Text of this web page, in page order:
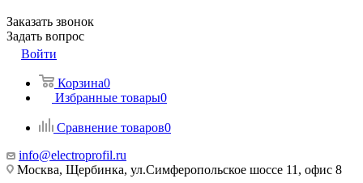
Заказать звонок
Задать вопрос
Войти
Корзина0
Избранные товары0
Сравнение товаров0
info@electroprofil.ru
Москва, Щербинка, ул.Симферопольское шоссе 11, офис 8